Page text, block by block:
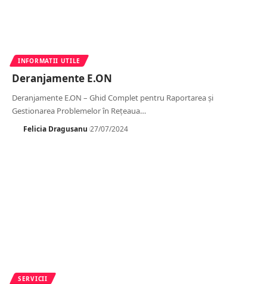
INFORMATII UTILE
Deranjamente E.ON
Deranjamente E.ON – Ghid Complet pentru Raportarea și
Gestionarea Problemelor în Rețeaua…
Felicia Dragusanu 27/07/2024
SERVICII